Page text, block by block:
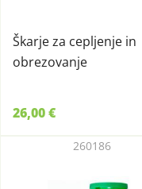
Škarje za cepljenje in
obrezovanje
26,00 €
260186